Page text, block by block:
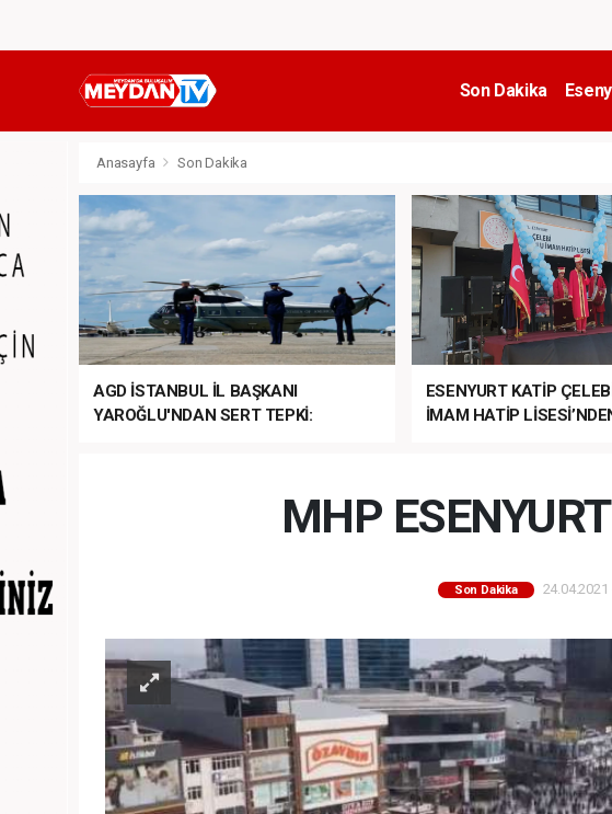
Son Dakika
Anasayfa Son Dakika
AGD İSTANBUL İL BAŞKANI
YAROĞLU'NDAN SERT TEPKİ:
ESENYURT KATİP
İMAM HATİP
MHP
Son Dakika 24.04.2021